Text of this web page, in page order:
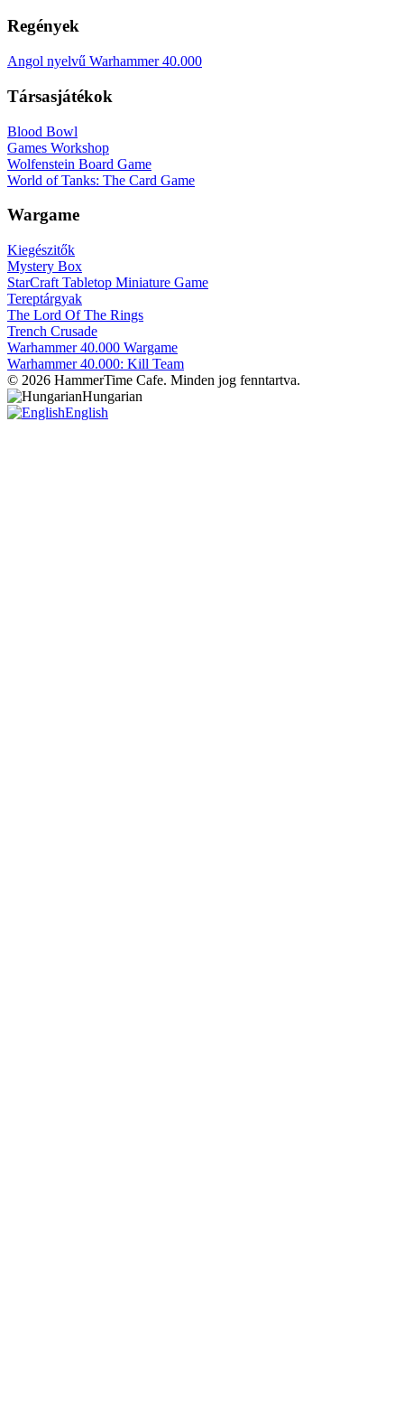
Regények
Angol nyelvű Warhammer 40.000
Társasjátékok
Blood Bowl
Games Workshop
Wolfenstein Board Game
World of Tanks: The Card Game
Wargame
Kiegészitők
Mystery Box
StarCraft Tabletop Miniature Game
Tereptárgyak
The Lord Of The Rings
Trench Crusade
Warhammer 40.000 Wargame
Warhammer 40.000: Kill Team
© 2026 HammerTime Cafe. Minden jog fenntartva.
Hungarian
English